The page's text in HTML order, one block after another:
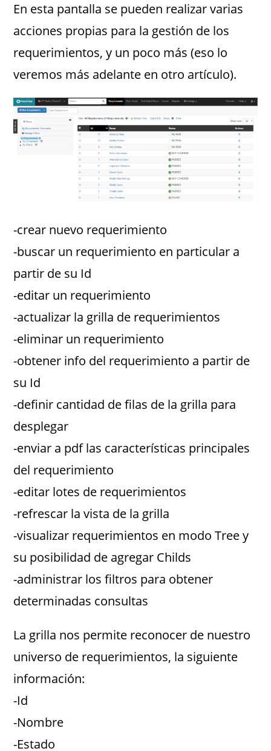
En esta pantalla se pueden realizar varias
acciones propias para la gestión de los
requerimientos, y un poco más (eso lo
veremos más adelante en otro artículo).
-crear nuevo requerimiento
-buscar un requerimiento en particular a
partir de su Id
-editar un requerimiento
-actualizar la grilla de requerimientos
-eliminar un requerimiento
-obtener info del requerimiento a partir de
su Id
-definir cantidad de filas de la grilla para
desplegar
-enviar a pdf las características principales
del requerimiento
-editar lotes de requerimientos
-refrescar la vista de la grilla
-visualizar requerimientos en modo Tree y
su posibilidad de agregar Childs
-administrar los filtros para obtener
determinadas consultas
La grilla nos permite reconocer de nuestro
universo de requerimientos, la siguiente
información:
-Id
-Nombre
-Estado